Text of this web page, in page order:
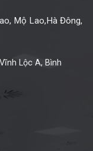
Mộ Lao,Hà Đông,
Lộc A, Bình